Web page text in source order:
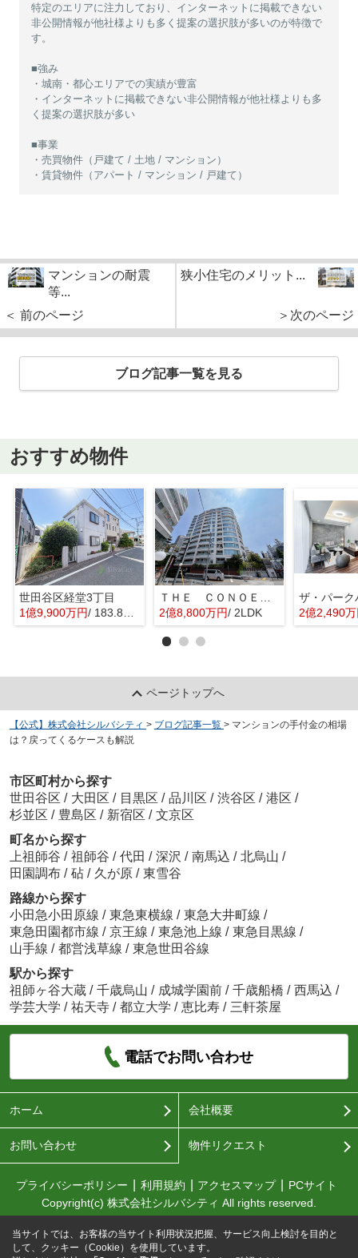
特定のエリアに注力しており、インターネットに掲載できない
非公開情報が他社様よりも多く提案の選択肢が多いのが特徴で
す。
■強み
・城南・都心エリアでの実績が豊富
・インターネットに掲載できない非公開情報が他社様よりも多
く提案の選択肢が多い
■事業
・売買物件（戸建て / 土地 / マンション）
・賃貸物件（アパート / マンション / 戸建て）
マンションの耐震
等...
＜ 前のページ
狭小住宅のメリット...
＞次のページ
ブログ記事一覧を見る
おすすめ物件
世田谷区経堂3丁目
1億9,900万円/ 183.82㎡
2億8,800万円/ 2LDK 2億2,490
ページトップへ
【公式】株式会社シルバシティ > ブログ記事一覧 > マンションの手付金の相場
は？戻ってくるケースも解説
市区町村から探す
世田谷区 / 大田区 / 目黒区 / 品川区 / 渋谷区 / 港区 /
杉並区 / 豊島区 / 新宿区 / 文京区
町名から探す
上祖師谷 / 祖師谷 / 代田 / 深沢 / 南馬込 / 北烏山 /
田園調布 / 砧 / 久が原 / 東雪谷
路線から探す
小田急小田原線 / 東急東横線 / 東急大井町線 /
東急田園都市線 / 京王線 / 東急池上線 / 東急目黒線 /
山手線 / 都営浅草線 / 東急世田谷線
駅から探す
祖師ヶ谷大蔵 / 千歳烏山 / 成城学園前 / 千歳船橋 / 西馬込 /
学芸大学 / 祐天寺 / 都立大学 / 恵比寿 / 三軒茶屋
電話でお問い合わせ
ホーム 会社概要
お問い合わせ 物件リクエスト
プライバシーポリシー 利用規約 アクセスマップ
PCサイト
Copyright(c) 株式会社シルバシティ All rights reserved.
当サイトでは、お客様の当サイト利用状況把握、サービス向上検討を目的と
して、クッキー（Cookie）を使用しています。